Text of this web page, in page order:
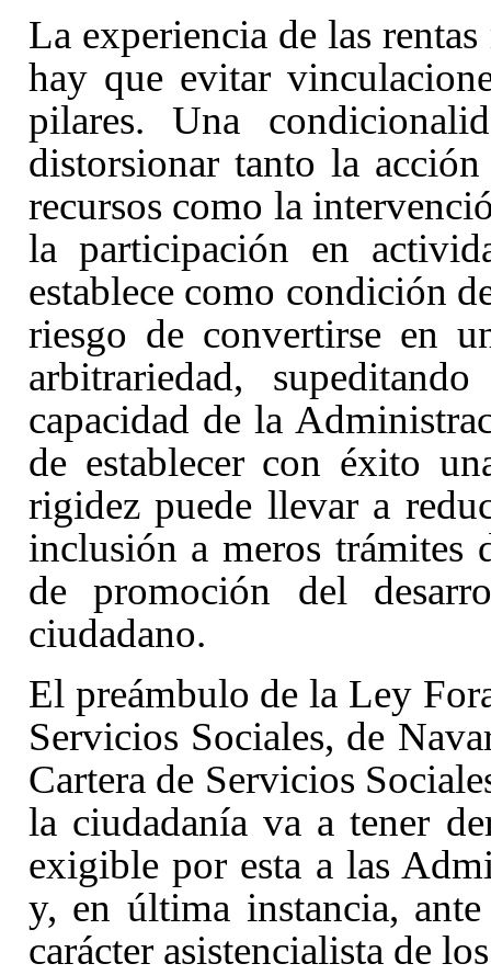
La experiencia de las
hay que evitar
pilares. Una
distorsionar tanto la
recursos como la
la participación en
establece como condición
riesgo de convertirse en
arbitrariedad,
capacidad de la
de establecer con éxito
rigidez puede llevar a
inclusión a meros trámites
de promoción del
ciudadano.
El preámbulo de la Ley
Servicios Sociales, de
Cartera de Servicios
la ciudadanía va a tener
exigible por esta a las
y, en última instancia,
carácter asistencialista de